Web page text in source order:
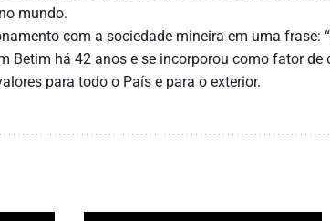
mundo.
com a sociedade mineira em uma frase: “
Betim há 42 anos e se incorporou como fator de
para todo o País e para o exterior.